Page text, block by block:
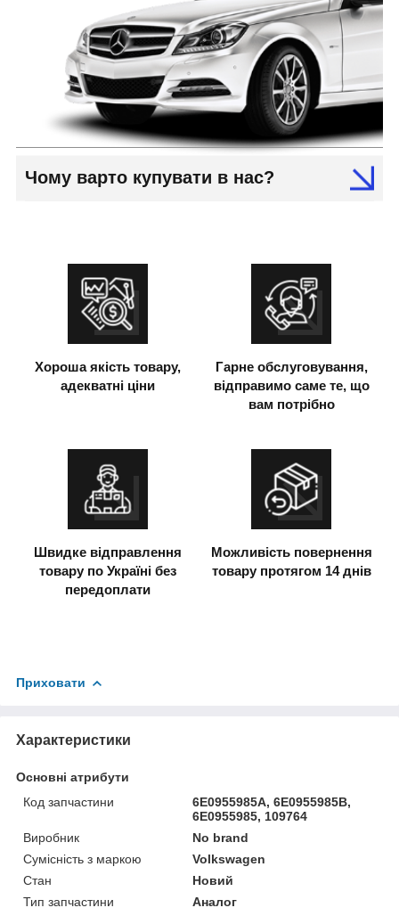
Чому варто купувати в нас?
Хороша якість товару,
адекватні ціни
Гарне обслуговування,
відправимо саме те, що
вам потрібно
Швидке відправлення
товару по Україні без
передоплати
Можливість повернення
товару протягом 14 днів
Приховати
Характеристики
Основні атрибути
Код запчастини
6E0955985A, 6E0955985B,
6E0955985, 109764
Виробник
No brand
Сумісність з маркою
Volkswagen
Стан
Новий
Тип запчастини
Аналог